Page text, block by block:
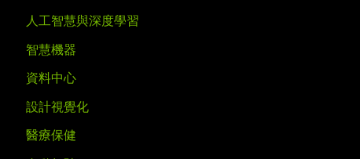
人工智慧與深度學習
智慧機器
資料中心
設計視覺化
醫療保健